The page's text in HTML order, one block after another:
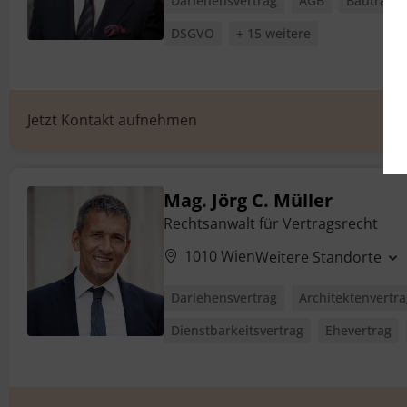
DSGVO
+ 15 weitere
Jetzt Kontakt aufnehmen
Mag. Jörg C. Müller
Rechtsanwalt für Vertragsrecht
1010 WienWeitere Standorte
Darlehensvertrag
Dienstbarkeitsvertrag
Ehevertrag